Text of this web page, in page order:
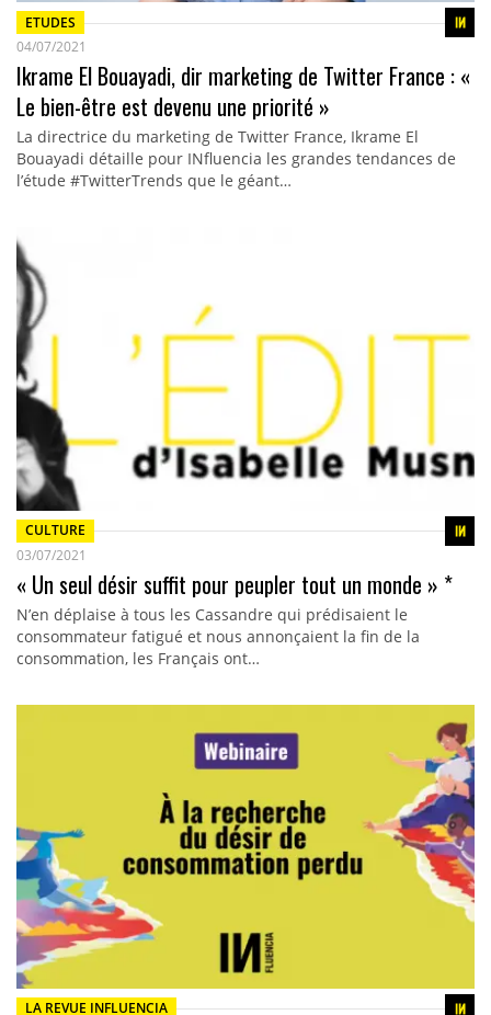
ETUDES
04/07/2021
Ikrame El Bouayadi, dir marketing de Twitter France : «
Le bien-être est devenu une priorité »
La directrice du marketing de Twitter France, Ikrame El
Bouayadi détaille pour INfluencia les grandes tendances de
l’étude #TwitterTrends que le géant…
CULTURE
03/07/2021
« Un seul désir suffit pour peupler tout un monde » *
N’en déplaise à tous les Cassandre qui prédisaient le
consommateur fatigué et nous annonçaient la fin de la
consommation, les Français ont…
LA REVUE INFLUENCIA